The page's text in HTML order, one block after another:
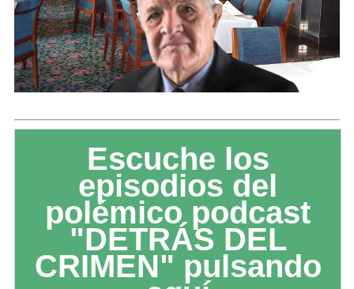
Escuche los
episodios del
polémico podcast
"DETRÁS DEL
CRIMEN" pulsando